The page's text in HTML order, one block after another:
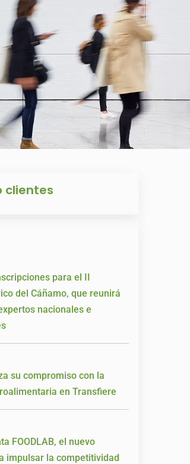
clientes
para el II
del Cáñamo, que reunirá
nacionales e
su compromiso con la
en Transfiere
FOODLAB, el nuevo
impulsar la competitividad